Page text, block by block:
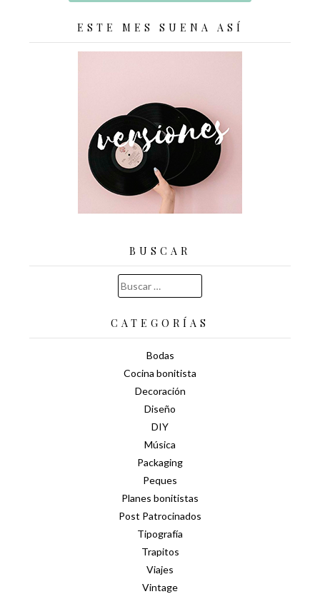
ESTE MES SUENA ASÍ
BUSCAR
Buscar:
CATEGORÍAS
Bodas
Cocina bonitista
Decoración
Diseño
DIY
Música
Packaging
Peques
Planes bonitistas
Post Patrocinados
Tipografía
Trapitos
Viajes
Vintage